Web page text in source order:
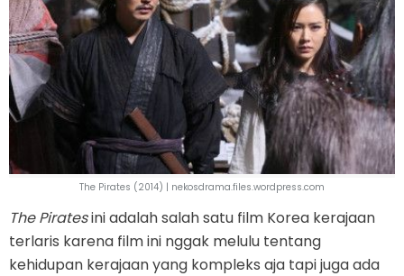
The Pirates (2014) | nekosdrama.files.wordpress.com
The Piratesini adalah salah satu film Korea kerajaan
terlaris karena film ini nggak melulu tentang
kehidupan kerajaan yang kompleks aja tapi juga ada